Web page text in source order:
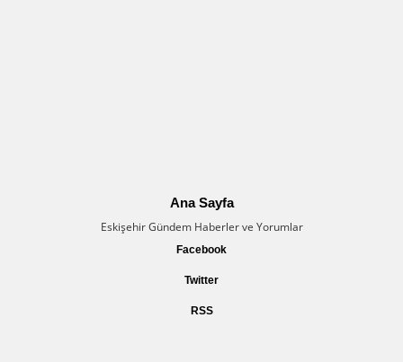
Ana Sayfa
Eskişehir Gündem Haberler ve Yorumlar
Facebook
Twitter
RSS